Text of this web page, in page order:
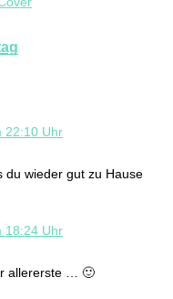
22:10 Uhr
du wieder gut zu Hause
18:24 Uhr
allererste … 🙂